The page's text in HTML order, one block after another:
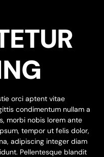
orci aptent vitae
condimentum nullam a
morbi nobis lorem ante
tempor ut felis dolor,
adipiscing integer diam
Pellentesque blandit